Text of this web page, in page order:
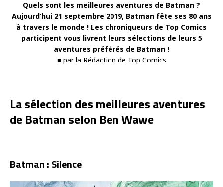
Quels sont les meilleures aventures de Batman ?
Aujourd’hui 21 septembre 2019, Batman fête ses 80 ans
à travers le monde ! Les chroniqueurs de Top Comics
participent vous livrent leurs sélections de leurs 5
aventures préférés de Batman !
■ par la Rédaction de Top Comics
La sélection des meilleures aventures
de Batman selon Ben Wawe
Batman : Silence